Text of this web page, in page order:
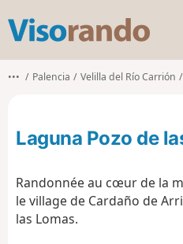
s
o
d
••• Palencia Velilla del Río Carrión
Laguna Pozo de
Randonnée au cœur de la
le village de Cardaño de
las Lomas.